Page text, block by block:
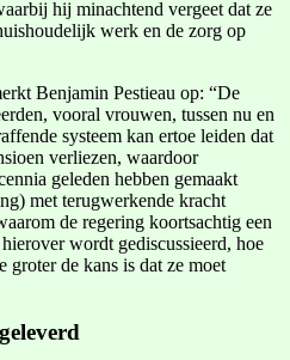
hij minachtend vergeet dat ze
werk en de zorg op
Benjamin Pestieau op: “De
vooral vrouwen, tussen nu en
systeem kan ertoe leiden dat
verliezen, waardoor
geleden hebben gemaakt
met terugwerkende kracht
de regering koortsachtig een
wordt gediscussieerd, hoe
groter de kans is dat ze moet